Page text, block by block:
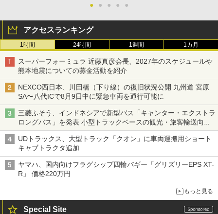
● ● ● ● ●
アクセスランキング
1時間 24時間 1週間 1カ月
スーパーフォーミュラ 近藤真彦会長、2027年のスケジュールや
熊本地震についての募金活動を紹介
NEXCO西日本、川田橋（下り線）の復旧状況公開 九州道 宮原
SA〜八代ICで8月9日中に緊急車両を通行可能に
三菱ふそう、インドネシアで新型バス「キャンター・エクストラ
ロングバス」を発表 小型トラックベースの観光・旅客輸送向け
バス
UDトラックス、大型トラック「クオン」に車両運搬用ショート
キャブトラクタ追加
ヤマハ、国内向けフラグシップ四輪バギー「グリズリーEPS XT-
R」 価格220万円
もっと見る
Special Site